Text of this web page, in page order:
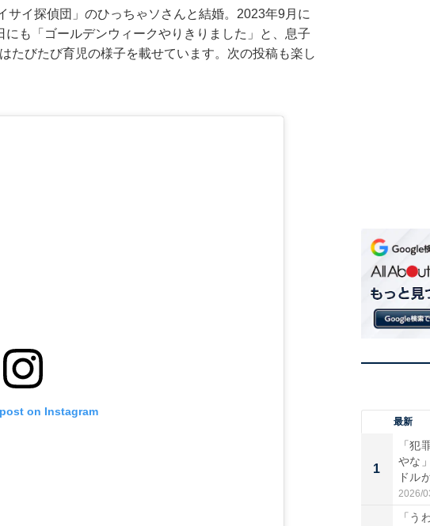
イ探偵団」のひっちゃソさんと結婚。2023年9月に
も「ゴールデンウィークやりきりました」と、息子
たびたび育児の様子を載せています。次の投稿も楽し
on Instagram
最新
1
「犯
やな
ドル
も...
2026/
「う